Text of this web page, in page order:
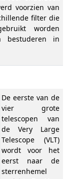
voorzien van
filter die
worden
bestuderen in
De eerste van de
vier grote
telescopen van
de Very Large
Telescope (VLT)
wordt voor het
eerst naar de
sterrenhemel